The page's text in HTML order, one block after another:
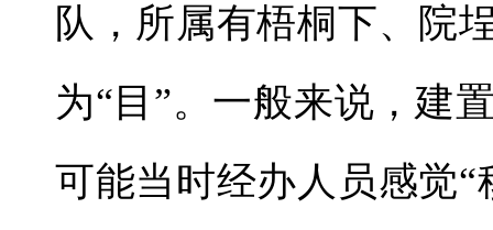
队，所属有梧桐下、院
为“目”。一般来说，建
可能当时经办人员感觉